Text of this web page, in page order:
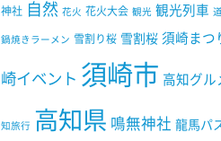
神社 自然 花火 花火大会 観光 観光列車
鍋焼きラーメン 雪割り桜 雪割桜 須崎まつ
崎イベント 須崎市 高知グル
知旅行 高知県 鳴無神社 龍馬パ